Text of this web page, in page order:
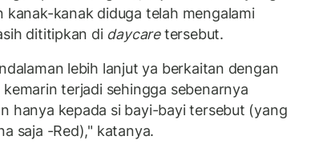
kanak-kanak diduga telah mengalami
dititipkan di daycaretersebut.
lebih lanjut ya berkaitan dengan
terjadi sehingga sebenarnya
hanya kepada si bayi-bayi tersebut (yang
saja -Red)," katanya.